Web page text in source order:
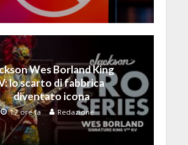
Wes Borland King
lo scarto di fabbrica
diventato icona
17 ore fa Redazione